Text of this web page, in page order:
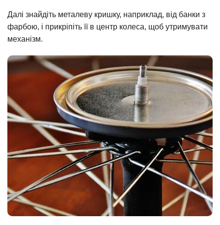
Далі знайдіть металеву кришку, наприклад, від банки з
фарбою, і прикріпіть її в центр колеса, щоб утримувати
механізм.